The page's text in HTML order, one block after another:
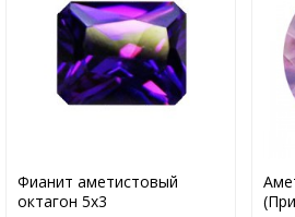
Фианит аметистовый
октагон 5х3